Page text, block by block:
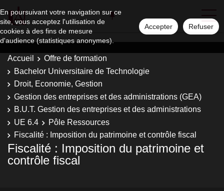
En poursuivant votre navigation sur ce
site, vous acceptez l'utilisation de
cookies à des fins de mesure
d'audience (statistiques anonymes).
Accepter Refuser
Accueil
Offre de formation
Bachelor Universitaire de Technologie
Droit, Economie, Gestion
Gestion des entreprises et des administrations (GEA)
B.U.T. Gestion des entreprises et des administrations
UE 6.4
Pôle Ressources
Fiscalité : Imposition du patrimoine et contrôle fiscal
Fiscalité : Imposition du patrimoine et
contrôle fiscal